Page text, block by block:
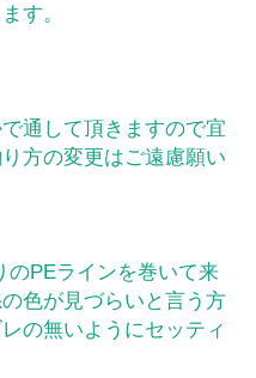
す。
通して頂きますので宜
方の変更はご遠慮願い
のPEラインを巻いて来
色が見づらいと言う方
の無いようにセッティ